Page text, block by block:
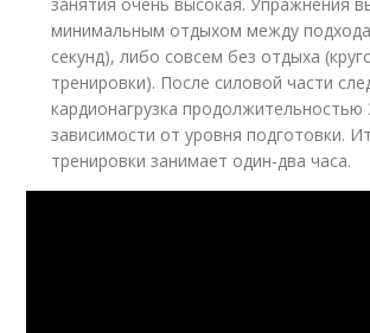
минимальным отдыхом между
секунд), либо совсем без отдыха
тренировки). После силовой части
кардионагрузка продолжительностью
зависимости от уровня подготовки.
тренировки занимает один-два часа.